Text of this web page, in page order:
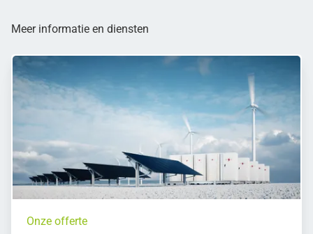
Meer informatie en diensten
Onze offerte